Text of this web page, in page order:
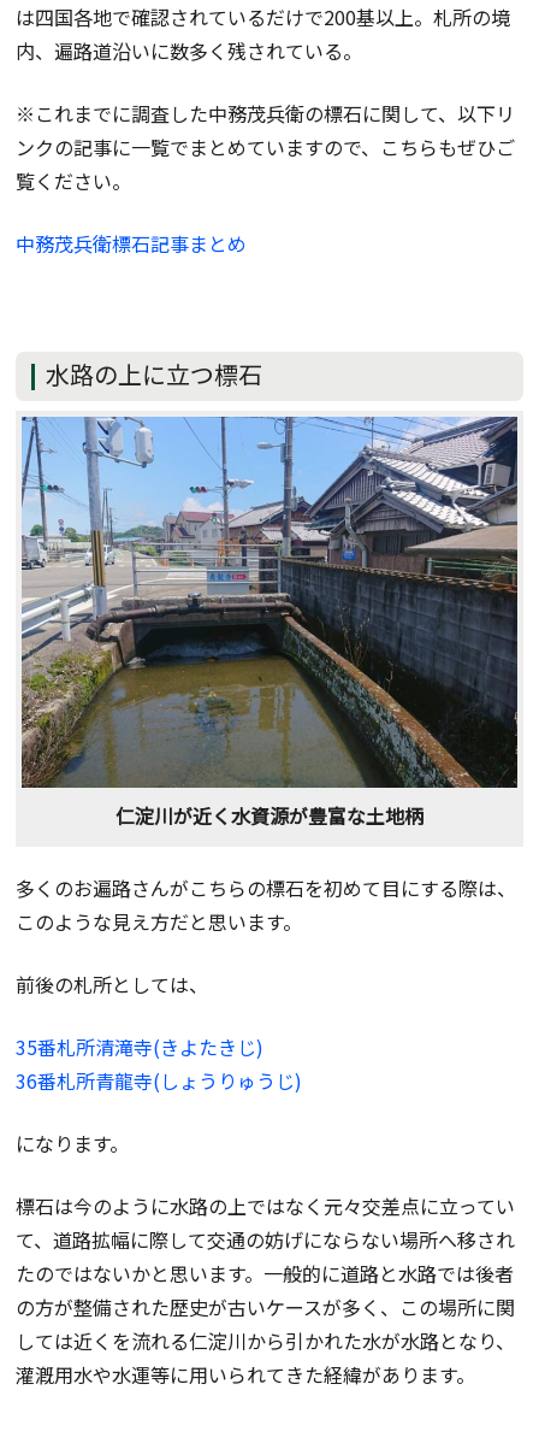
は四国各地で確認されているだけで200基以上。札所の境
内、遍路道沿いに数多く残されている。
※これまでに調査した中務茂兵衛の標石に関して、以下リ
ンクの記事に一覧でまとめていますので、こちらもぜひご
覧ください。
中務茂兵衛標石記事まとめ
水路の上に立つ標石
仁淀川が近く水資源が豊富な土地柄
多くのお遍路さんがこちらの標石を初めて目にする際は、
このような見え方だと思います。
前後の札所としては、
35番札所清滝寺(きよたきじ)
36番札所青龍寺(しょうりゅうじ)
になります。
標石は今のように水路の上ではなく元々交差点に立ってい
て、道路拡幅に際して交通の妨げにならない場所へ移され
たのではないかと思います。一般的に道路と水路では後者
の方が整備された歴史が古いケースが多く、この場所に関
しては近くを流れる仁淀川から引かれた水が水路となり、
灌漑用水や水運等に用いられてきた経緯があります。